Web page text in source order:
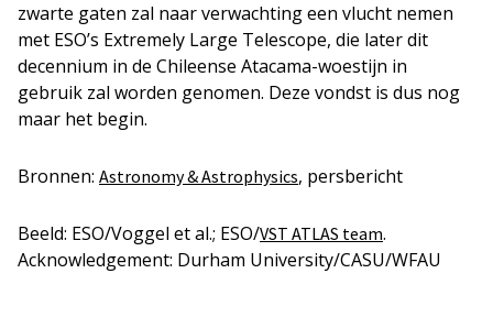
zwarte gaten zal naar verwachting een vlucht nemen
met ESO’s Extremely Large Telescope, die later dit
decennium in de Chileense Atacama-woestijn in
gebruik zal worden genomen. Deze vondst is dus nog
maar het begin.
Bronnen: Astronomy & Astrophysics, persbericht
Beeld: ESO/Voggel et al.; ESO/VST ATLAS team.
Acknowledgement: Durham University/CASU/WFAU